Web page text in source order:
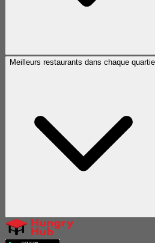
Meilleurs restaurants dans chaque